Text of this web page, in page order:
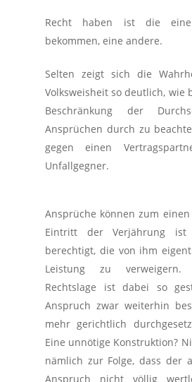
Recht haben ist die eine
bekommen, eine andere.
Selten zeigt sich die
Volksweisheit so deutlich, wie
Beschränkung der
Ansprüchen durch zu
gegen einen
Unfallgegner.
Ansprüche können zum
Eintritt der Verjährung ist
berechtigt, die von ihm
Leistung zu verweigern.
Rechtslage ist dabei so
Anspruch zwar weiterhin
mehr gerichtlich
Eine unnötige Konstruktion?
nämlich zur Folge, dass der
Anspruch nicht völlig